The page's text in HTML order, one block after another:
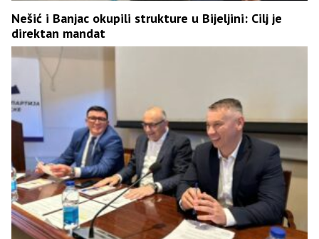
Nešić i Banjac okupili strukture u Bijeljini: Cilj je
direktan mandat